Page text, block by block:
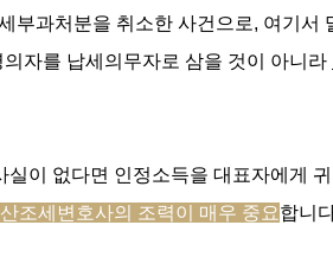
부과처분을 취소한 사건으로, 여기서
자를 납세의무자로 삼을 것이 아니라
이 없다면 인정소득을 대표자에게
조세변호사의 조력이 매우 중요합니